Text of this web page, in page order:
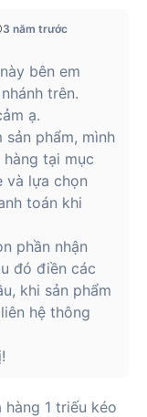
3 năm trước
bên em
trên.
ạ.
sản phẩm, mình
tại mục
và lựa chọn
toán khi
phần nhận
đó điền các
khi sản phẩm
hệ thông
1 triếu kéo